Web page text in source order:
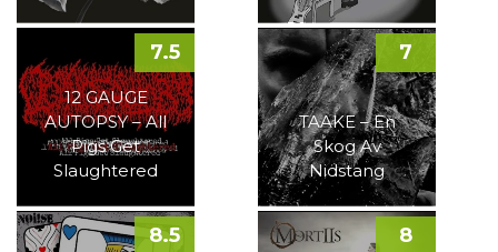
12 GAUGE
AUTOPSY – All
Pigs Get
Slaughtered
7.5
TAAKE – En
Skog Av
Nidstang
7
8.5 8